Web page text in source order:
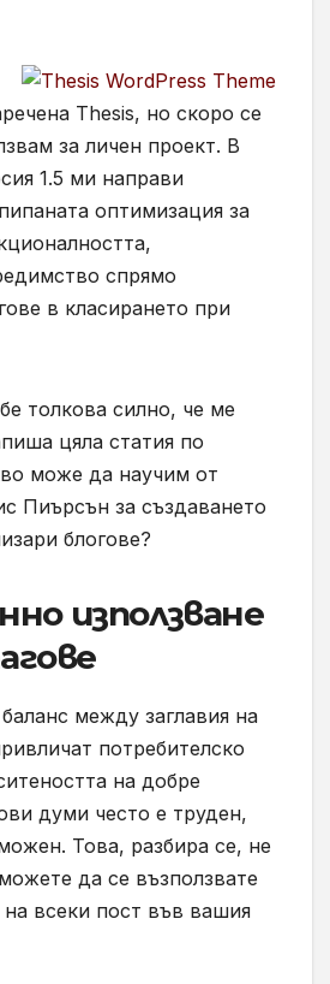
Thesis, но скоро се
за личен проект. В
1.5 ми направи
оптимизация за
спрямо
в класирането при
толкова силно, че ме
цяла статия по
може да научим от
Пиърсън за създаването
блогове?
използване
между заглавия на
потребителско
на добре
думи често е труден,
Това, разбира се, не
да се възползвате
на всеки пост във вашия